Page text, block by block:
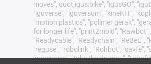
moves", quot;igus:bike", "igusGO",
"iguverse", "iguversum", "kineKIT",
"motion plastics", "polimer gerak",
for longer life", "print2mold", "Rawbot",
"Readycable", "Readychain", "ReBeL" ,
"reguse", "robolink", "Rohbot", "savfe",
"superwise", "take the dryway",